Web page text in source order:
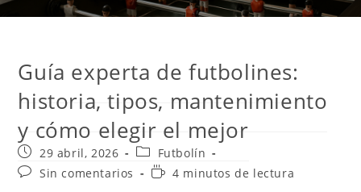
Guía experta de futbolines:
historia, tipos, mantenimiento
y cómo elegir el mejor
Publicación
de
la
29 abril, 2026
Categoría
Futbolín
Comentarios
Sin comentarios
Tiempo4 minutos de lectura